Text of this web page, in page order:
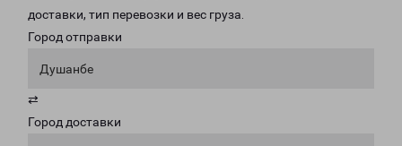
доставки, тип перевозки и вес груза.
Город отправки
Душанбе
⇄
Город доставки